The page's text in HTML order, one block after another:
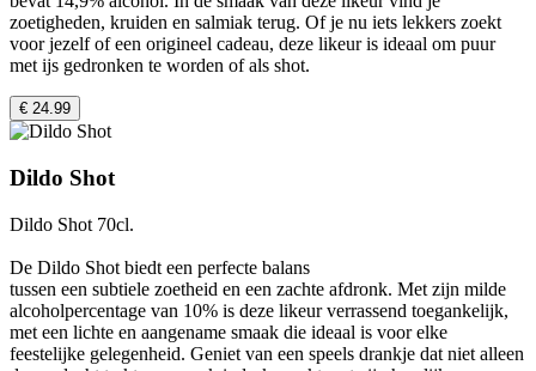
zoetigheden, kruiden en salmiak terug. Of je nu iets lekkers zoekt
voor jezelf of een origineel cadeau, deze likeur is ideaal om puur
met ijs gedronken te worden of als shot.
€ 24.99
Dildo Shot
Dildo Shot 70cl.
De Dildo Shot biedt een perfecte balans
tussen een subtiele zoetheid en een zachte afdronk. Met zijn milde
alcoholpercentage van 10% is deze likeur verrassend toegankelijk,
met een lichte en aangename smaak die ideaal is voor elke
feestelijke gelegenheid. Geniet van een speels drankje dat niet alleen